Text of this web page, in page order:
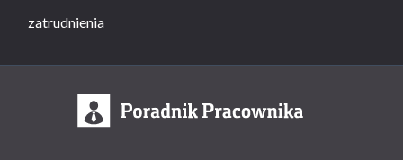
zatrudnienia